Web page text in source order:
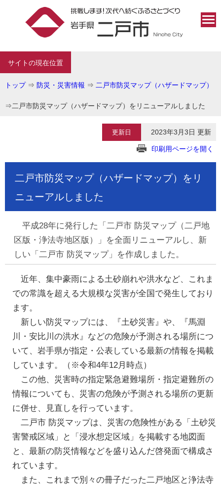
サイトの現在位置
トップ⇒ 防災・災害情報 ⇒ 二戸市防災マップ（ハザードマップ）
⇒二戸市防災マップ（ハザードマップ）をリニューアルしました
更新日 2023年3月3日 更新
印刷用ページを開く
二戸市防災マップ（ハザードマップ）をリ
ニューアルしました
平成28年に発行した「二戸市 防災マップ（二戸地
区版・浄法寺地区版）」を全面リニューアルし、新
しい「二戸市 防災マップ」を作成しました。
近年、集中豪雨による土砂崩れや洪水など、これま
での常識を超える大規模な災害が全国で発生しており
ます。
新しい防災マップには、『土砂災害』や、『馬淵
川・安比川の洪水』などの危険が予測される場所につ
いて、岩手県が指定・公表している最新の情報を掲載
しています。（※令和4年12月時点）
この他、災害時の指定緊急避難場所・指定避難所の
情報についても、災害の危険が予測される場所の更新
に併せ、見直しを行っています。
二戸市 防災マップは、災害の危険性がある「土砂災
害警戒区域」と「浸水想定区域」を掲載する地図面
と、最新の防災情報などを盛り込んだ啓発面で構成さ
れています。
また、これまで別々の冊子だった二戸地区と浄法寺